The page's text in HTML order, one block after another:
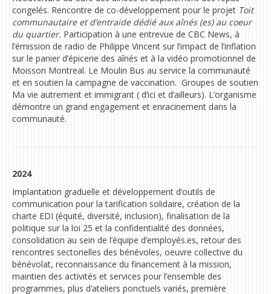
congelés. Rencontre de co-développement pour le projet Toit
communautaire et d’entraide dédié aux aînés (es) au coeur
du quartier. Participation à une entrevue de CBC News, à
l’émission de radio de Philippe Vincent sur l’impact de l’inflation
sur le panier d’épicerie des aînés et à la vidéo promotionnel de
Moisson Montreal. Le Moulin Bus au service la communauté
et en soutien la campagne de vaccination. Groupes de soutien
Ma vie autrement et immigrant ( d’ici et d’ailleurs). L’organisme
démontre un grand engagement et enracinement dans la
communauté.
2024
Implantation graduelle et développement d’outils de
communication pour la tarification solidaire, création de la
charte EDI (équité, diversité, inclusion), finalisation de la
politique sur la loi 25 et la confidentialité des données,
consolidation au sein de l’équipe d’employés.es, retour des
rencontres sectorielles des bénévoles, oeuvre collective du
bénévolat, reconnaissance du financement à la mission,
maintien des activités et services pour l’ensemble des
programmes, plus d’ateliers ponctuels variés, première